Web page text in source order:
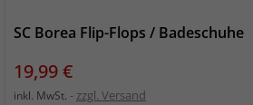
SC Borea Flip-Flops / Badeschuhe
Preis
19,99 €
inkl. MwSt. zzgl. Versand